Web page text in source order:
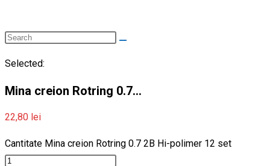
Selected:
Mina creion Rotring 0.7…
22,80 lei
Cantitate Mina creion Rotring 0.7 2B Hi-polimer 12 set